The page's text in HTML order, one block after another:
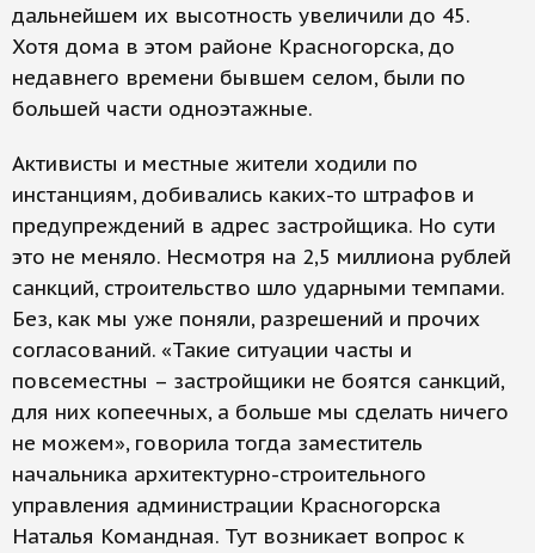
дальнейшем их высотность увеличили до 45.
Хотя дома в этом районе Красногорска, до
недавнего времени бывшем селом, были по
большей части одноэтажные.
Активисты и местные жители ходили по
инстанциям, добивались каких-то штрафов и
предупреждений в адрес застройщика. Но сути
это не меняло. Несмотря на 2,5 миллиона рублей
санкций, строительство шло ударными темпами.
Без, как мы уже поняли, разрешений и прочих
согласований. «Такие ситуации часты и
повсеместны – застройщики не боятся санкций,
для них копеечных, а больше мы сделать ничего
не можем», говорила тогда заместитель
начальника архитектурно-строительного
управления администрации Красногорска
Наталья Командная. Тут возникает вопрос к